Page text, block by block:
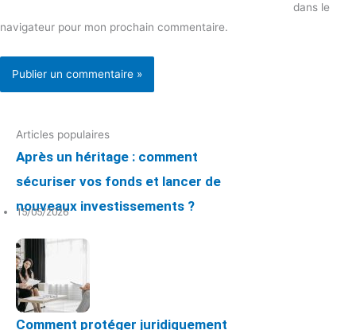
dans le
navigateur pour mon prochain commentaire.
Articles populaires
Après un héritage : comment
sécuriser vos fonds et lancer de
nouveaux investissements ?
15/05/2026
Comment protéger juridiquement